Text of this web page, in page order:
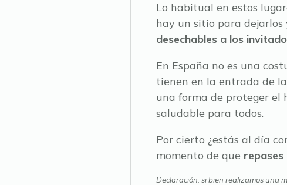
Lo habitual en estos
hay un sitio para
desechables a los
En España no es una
tienen en la entrada de
una forma de proteger el
saludable para todos.
Por cierto ¿estás al día
momento de que
Declaración: si bien realizamos una